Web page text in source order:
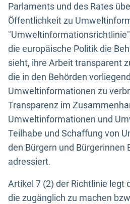
Parlaments und des Rates
Öffentlichkeit zu
die europäische Politik die
sieht, ihre Arbeit transparent
die in den Behörden
Umweltinformationen zu
Transparenz im
Umweltinformationen und
Teilhabe und Schaffung von
den Bürgern und Bürgerinnen
adressiert.
Artikel 7 (2) der Richtlinie legt
die zugänglich zu machen